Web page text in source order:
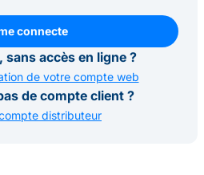
connecte
connecte
sans accès en ligne ?
de votre compte web
de compte client ?
distributeur